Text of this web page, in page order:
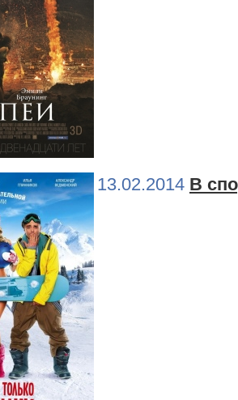
13.02.2014 В